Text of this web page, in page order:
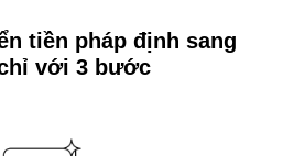
tiền pháp định sang
với 3 bước